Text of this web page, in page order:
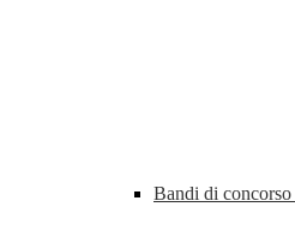
Bandi di concorso